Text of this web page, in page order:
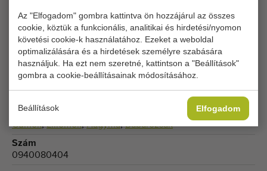
Az "Elfogadom" gombra kattintva ön hozzájárul az összes
cookie, köztük a funkcionális, analitikai és hirdetési/nyomon
követési cookie-k használatához. Ezeket a weboldal
optimalizálására és a hirdetések személyre szabására
használjuk. Ha ezt nem szeretné, kattintson a "Beállítások"
gombra a cookie-beállításainak módosításához.
Beállítások Elfogadom
Hagyma és gumó ültető gépek
Márka
Hienen
Termékcsoport
Termék
Gumók,Liliomok,Hagyma,Babarózsák
Szám
0940080404